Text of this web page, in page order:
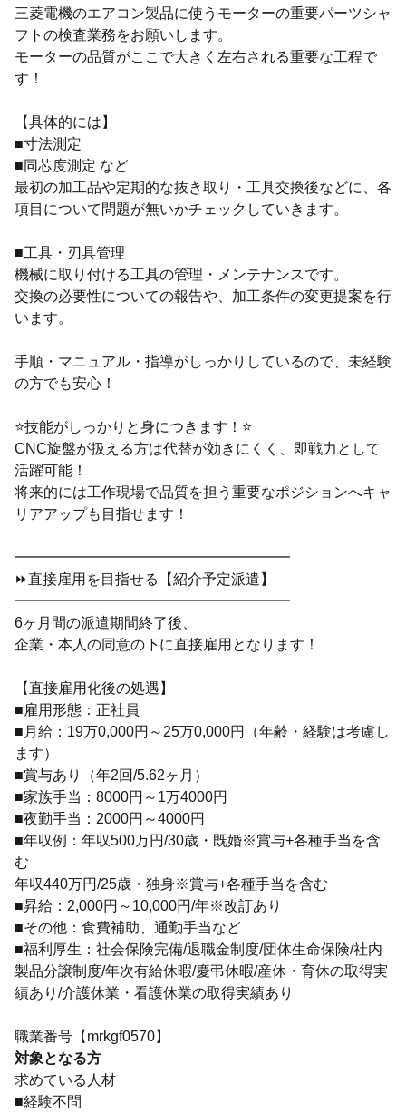
三菱電機のエアコン製品に使うモーターの重要パーツシャ
フトの検査業務をお願いします。
モーターの品質がここで大きく左右される重要な工程で
す！
【具体的には】
■寸法測定
■同芯度測定 など
最初の加工品や定期的な抜き取り・工具交換後などに、各
項目について問題が無いかチェックしていきます。
■工具・刃具管理
機械に取り付ける工具の管理・メンテナンスです。
交換の必要性についての報告や、加工条件の変更提案を行
います。
手順・マニュアル・指導がしっかりしているので、未経験
の方でも安心！
⭐技能がしっかりと身につきます！⭐
CNC旋盤が扱える方は代替が効きにくく、即戦力として
活躍可能！
将来的には工作現場で品質を担う重要なポジションへキャ
リアアップも目指せます！
━━━━━━━━━━━━━━━━━━━
⏩直接雇用を目指せる【紹介予定派遣】
━━━━━━━━━━━━━━━━━━━
6ヶ月間の派遣期間終了後、
企業・本人の同意の下に直接雇用となります！
【直接雇用化後の処遇】
■雇用形態：正社員
■月給：19万0,000円～25万0,000円（年齢・経験は考慮し
ます）
■賞与あり（年2回/5.62ヶ月）
■家族手当：8000円～1万4000円
■夜勤手当：2000円～4000円
■年収例：年収500万円/30歳・既婚※賞与+各種手当を含
む
年収440万円/25歳・独身※賞与+各種手当を含む
■昇給：2,000円～10,000円/年※改訂あり
■その他：食費補助、通勤手当など
■福利厚生：社会保険完備/退職金制度/団体生命保険/社内
製品分譲制度/年次有給休暇/慶弔休暇/産休・育休の取得実
績あり/介護休業・看護休業の取得実績あり
職業番号【mrkgf0570】
対象となる方
求めている人材
■経験不問